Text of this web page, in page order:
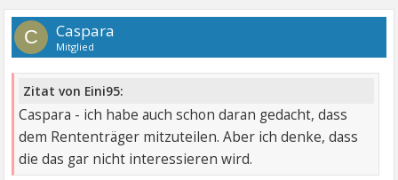
C Caspara
Mitglied
Zitat von Eini95:
Caspara - ich habe auch schon daran gedacht, dass
dem Rententräger mitzuteilen. Aber ich denke, dass
die das gar nicht interessieren wird.